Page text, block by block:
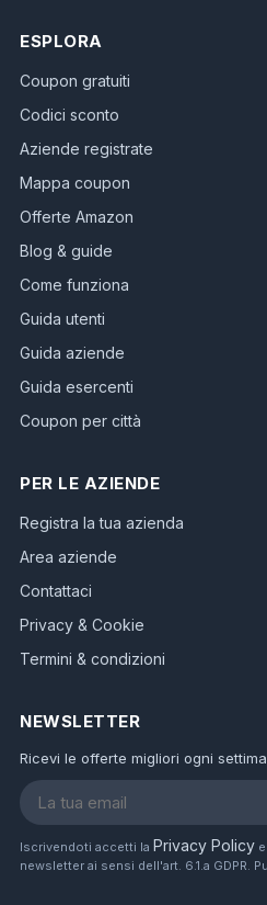
ESPLORA
Coupon gratuiti
Codici sconto
Aziende registrate
Mappa coupon
Offerte Amazon
Blog & guide
Come funziona
Guida utenti
Guida aziende
Guida esercenti
Coupon per città
PER LE AZIENDE
Registra la tua azienda
Area aziende
Contattaci
Privacy & Cookie
Termini & condizioni
NEWSLETTER
Ricevi le offerte migliori ogni
Iscrivendoti accetti la Privacy Policy
newsletter ai sensi dell'art. 6.1.a GDPR.